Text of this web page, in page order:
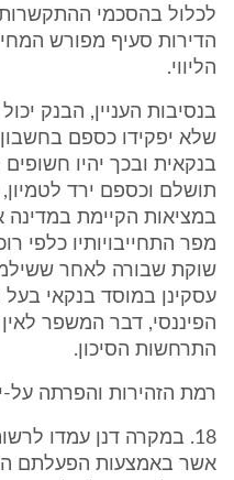
לכלול בהסכמי ההתקשרות
הדירות סעיף מפורש
הליווי.
בנסיבות העניין, הבנק
שלא יפקידו כספם בחשבון
בנקאית ובכך יהיו חשופים
תושלם וכספם ירד לטמיון,
במציאות הקיימת במדינה
מפר התחייבויותיו כלפי
שוקת שבורה לאחר
עסקינן במוסד בנקאי בעל
הפיננסי, דבר המשפר לאין
התרחשות הסיכון.
רמת הזהירות והפרתה על-
18. במקרה דנן עמדו
אשר באמצעות הפעלתם